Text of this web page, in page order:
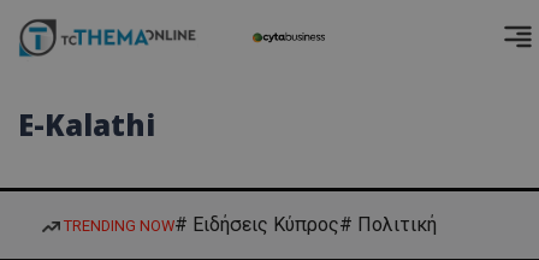
E-Kalathi
TRENDING NOW# Ειδήσεις Κύπρος# Πολιτική